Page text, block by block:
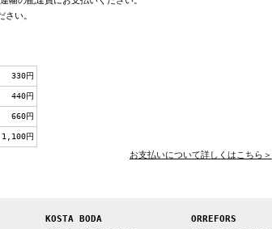
い。
330円
440円
660円
1,100円
お支払いについて詳しくはこちら＞
KOSTA BODA
ORREFORS